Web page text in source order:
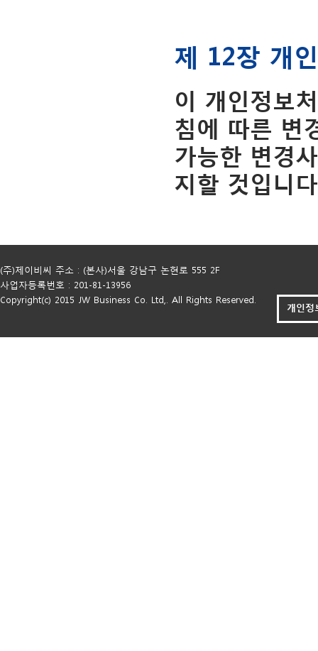
제 12장 개
이 개인정보
침에 따른 변
가능한 변경
지할 것입니
(주)제이비씨 주소 : (본사)서울 강남구 논현로 555 2F
사업자등록번호 : 201-81-13956
Copyright(c) 2015 JW Business Co. Ltd,. All Rights Reserved.
개인정